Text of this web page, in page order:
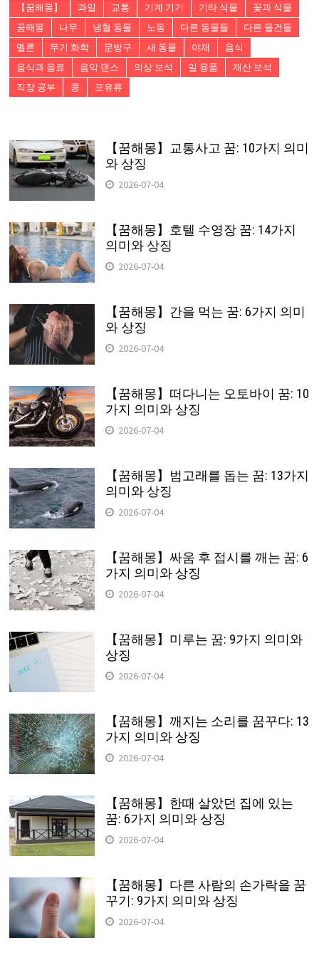
【꿈해몽】 과일 교통 기계 기기 기타 식물
꽃과 식물
꿈해몽
나무 냉혈 동물 노동 다른 동물들
다른 물건들
멜론
무기 화학 문방구 새 동물 야채
음식
음식과 음료
음악 댄스 의상 보석 일 용품
재산 보석
직장 공부
콩 포유류
【꿈해몽】교통사고 꿈: 10가지 의미
와 상징
2026-07-04
【꿈해몽】호텔 수영장 꿈: 14가지
의미와 상징
2026-07-04
【꿈해몽】간을 먹는 꿈: 6가지 의미
와 상징
2026-07-04
【꿈해몽】떠다니는 오토바이 꿈: 10
가지 의미와 상징
2026-07-04
【꿈해몽】범고래를 돕는 꿈: 13가지
의미와 상징
2026-07-04
【꿈해몽】싸움 후 접시를 깨는 꿈: 6
가지 의미와 상징
2026-07-04
【꿈해몽】미루는 꿈: 9가지 의미와
상징
2026-07-04
【꿈해몽】깨지는 소리를 꿈꾸다: 13
가지 의미와 상징
2026-07-04
【꿈해몽】한때 살았던 집에 있는
꿈: 6가지 의미와 상징
2026-07-04
【꿈해몽】다른 사람의 손가락을 꿈
꾸기: 9가지 의미와 상징
2026-07-04